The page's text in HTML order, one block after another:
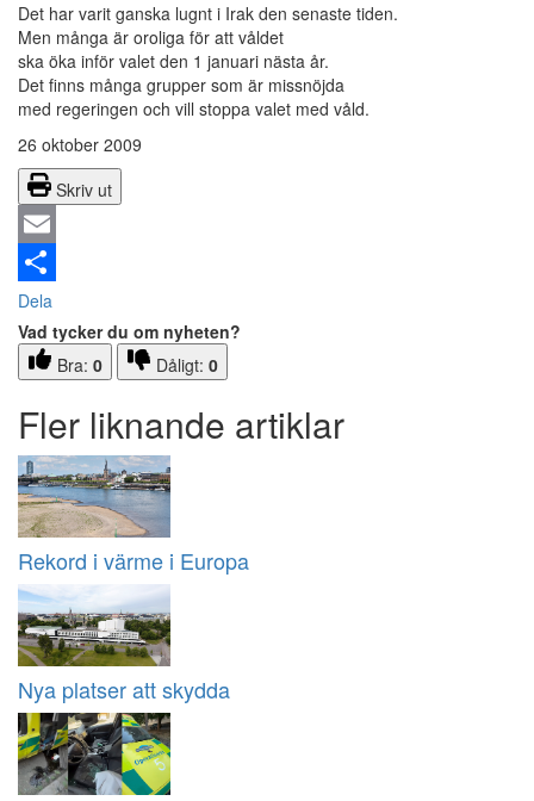
Det har varit ganska lugnt i Irak den senaste tiden.
Men många är oroliga för att våldet
ska öka inför valet den 1 januari nästa år.
Det finns många grupper som är missnöjda
med regeringen och vill stoppa valet med våld.
26 oktober 2009
Skriv ut
Email
Dela
Vad tycker du om nyheten?
Bra: 0 Dåligt: 0
Fler liknande artiklar
Rekord i värme i Europa
Nya platser att skydda